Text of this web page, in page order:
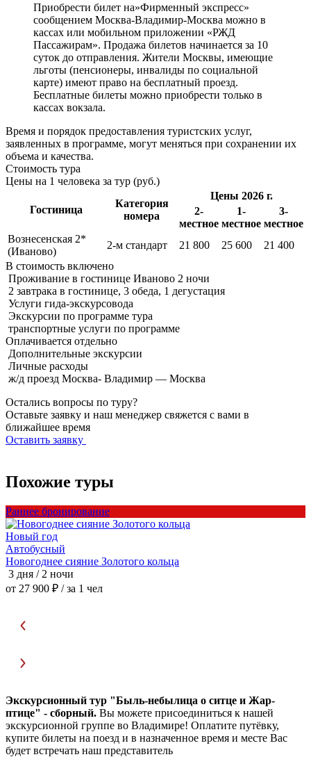
Приобрести билет на»Фирменный экспресс»
сообщением Москва-Владимир-Москва можно в
кассах или мобильном приложении «РЖД
Пассажирам». Продажа билетов начинается за 10
суток до отправления. Жители Москвы, имеющие
льготы (пенсионеры, инвалиды по социальной
карте) имеют право на бесплатный проезд.
Бесплатные билеты можно приобрести только в
кассах вокзала.
Время и порядок предоставления туристских услуг,
заявленных в программе, могут меняться при сохранении их
объема и качества.
Стоимость тура
Цены на 1 человека за тур (руб.)
Гостиница
Категория
номера
Цены 2026 г.
2-
местное
1-
местное
3-
местное
Вознесенская 2*
(Иваново)
2-м стандарт 21 800 25 600
21 400
В стоимость включено
Проживание в гостинице Иваново 2 ночи
2 завтрака в гостинице, 3 обеда, 1 дегустация
Услуги гида-экскурсовода
Экскурсии по программе тура
транспортные услуги по программе
Оплачивается отдельно
Дополнительные экскурсии
Личные расходы
ж/д проезд Москва- Владимир — Москва
Остались вопросы по туру?
Оставьте заявку и наш менеджер свяжется с вами в
ближайшее время
Оставить заявку
Похожие туры
Раннее бронирование
Новый год
Автобусный
Новогоднее сияние Золотого кольца
3 дня / 2 ночи
от 27 900 ₽ / за 1 чел
Экскурсионный тур "Быль-небылица о ситце и Жар-
птице" - сборный. Вы можете присоединиться к нашей
экскурсионной группе во Владимире! Оплатите путёвку,
купите билеты на поезд и в назначенное время и месте Вас
будет встречать наш представитель